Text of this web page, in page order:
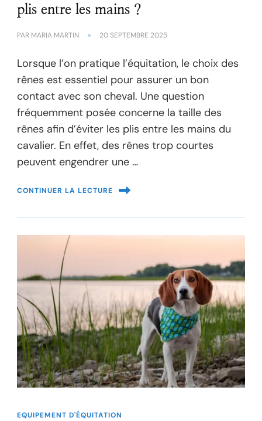
plis entre les mains ?
PAR MARIA MARTIN 20 SEPTEMBRE 2025
Lorsque l’on pratique l’équitation, le choix des
rênes est essentiel pour assurer un bon
contact avec son cheval. Une question
fréquemment posée concerne la taille des
rênes afin d’éviter les plis entre les mains du
cavalier. En effet, des rênes trop courtes
peuvent engendrer une …
CONTINUER LA LECTURE
EQUIPEMENT D'ÉQUITATION